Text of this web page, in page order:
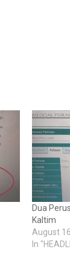
Dua
Kaltim
August
In